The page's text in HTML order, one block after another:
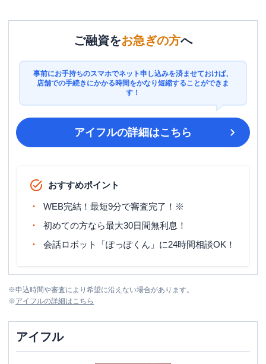
ご融資をお急ぎの方へ
事前にお手持ちのスマホでネット申し込みを済ませておけば、
店舗での手続きにかかる時間をかなり短縮することができま
す！
アイフルの詳細はこちら
おすすめポイント
WEB完結！最短9分で審査完了！※
初めての方なら最大30日間無利息！
会話ロボット「ぽっぽくん」に24時間相談OK！
※申込時間や審査により希望に沿えない場合があります。
※アイフルの詳細はこちら
アイフル